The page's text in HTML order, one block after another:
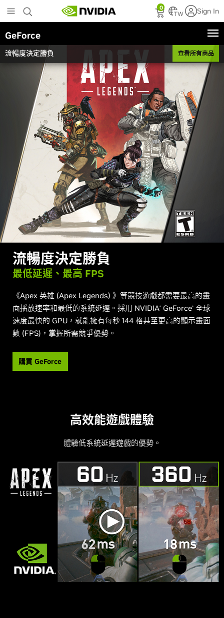
to
main
content
0
TW Sign In
GeForce
流暢度決定勝負 查看所有商品
流暢度決定勝負
最低延遲、最高 FPS
《Apex 英雄 (Apex Legends) 》等競技遊戲都需要最高的畫
面播放速率和最低的系統延遲。採用 NVIDIA® GeForce® 全球
速度最快的 GPU，就能擁有每秒 144 格甚至更高的顯示畫面
數 (FPS)，掌握所需競爭優勢。
購買 GeForce
高效能遊戲體驗
體驗低系統延遲遊戲的優勢。